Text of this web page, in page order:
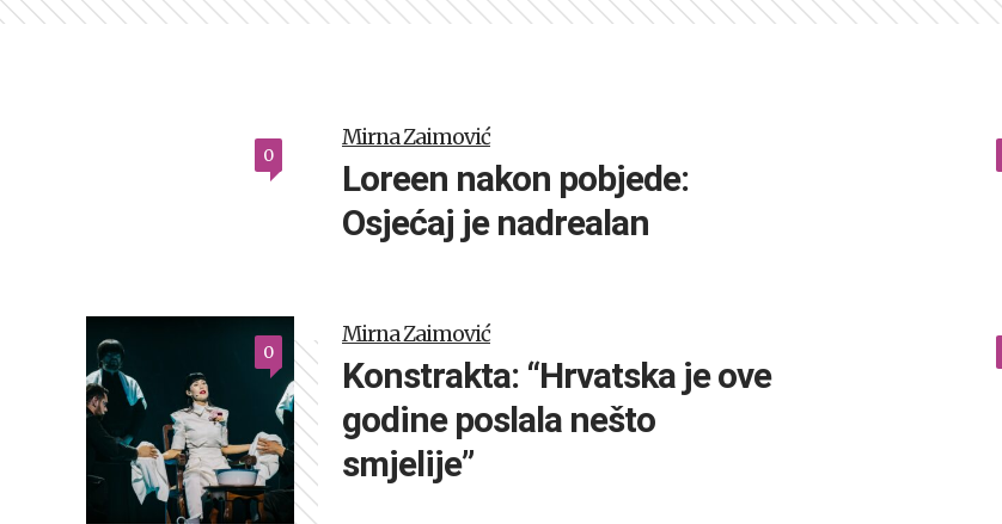
0
Mirna Zaimović
Loreen nakon pobjede:
Osjećaj je nadrealan
0
Mirna Zaimović
Konstrakta: “Hrvatska je ove
godine poslala nešto
smjelije”